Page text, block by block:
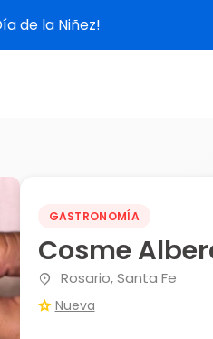
de la Niñez!
GASTRONOMÍA
Cosme
Rosario, Santa Fe
Nueva